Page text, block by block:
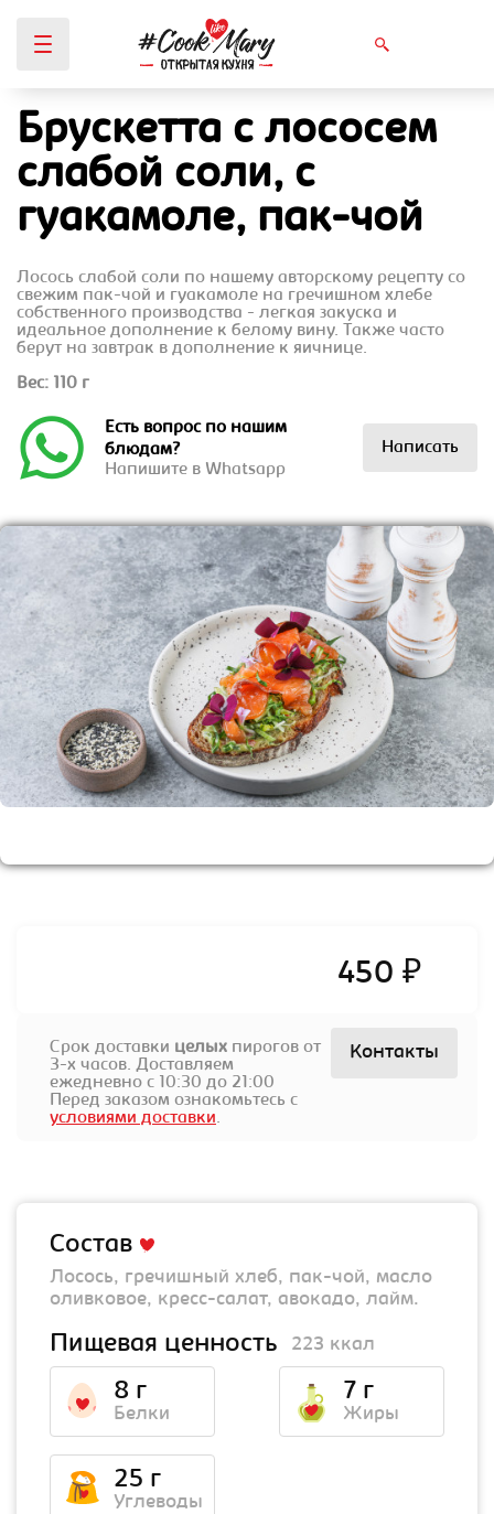
Вы здесь
Брускетта с лососем
слабой соли, с
гуакамоле, пак-чой
Лосось слабой соли по нашему авторскому рецепту со
свежим пак-чой и гуакамоле на гречишном хлебе
собственного производства - легкая закуска и
идеальное дополнение к белому вину. Также часто
берут на завтрак в дополнение к яичнице.
Вес: 110 г
Есть вопрос по нашим
блюдам?
Напишите в Whatsapp
Написать
Состав
Лосось, гречишный хлеб, пак-чой, масло
оливковое, кресс-салат, авокадо, лайм.
Пищевая ценность 223 ккал
8 г
Белки
7 г
Жиры
25 г
Углеводы
450 ₽
Срок доставки целых пирогов от
3-х часов. Доставляем
ежедневно с 10:30 до 21:00
Перед заказом ознакомьтесь с
условиями доставки.
Контакты